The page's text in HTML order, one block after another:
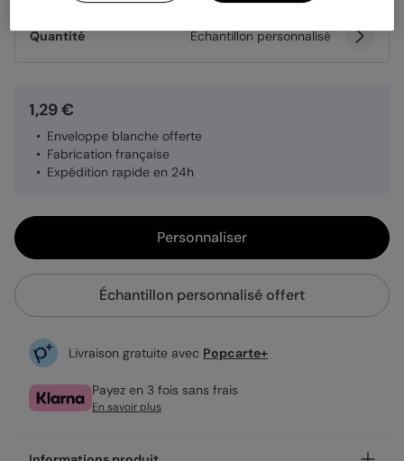
Quantité Échantillon personnalisé
1,29 €
Enveloppe blanche offerte
Fabrication française
Expédition rapide en 24h
Personnaliser
Échantillon personnalisé offert
Livraison gratuite avec Popcarte+
Payez en 3 fois sans frais
En savoir plus